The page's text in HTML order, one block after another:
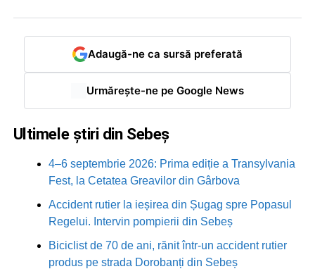
Adaugă-ne ca sursă preferată
Urmărește-ne pe Google News
Ultimele știri din Sebeș
4–6 septembrie 2026: Prima ediție a Transylvania
Fest, la Cetatea Greavilor din Gârbova
Accident rutier la ieșirea din Șugag spre Popasul
Regelui. Intervin pompierii din Sebeș
Biciclist de 70 de ani, rănit într-un accident rutier
produs pe strada Dorobanți din Sebeș